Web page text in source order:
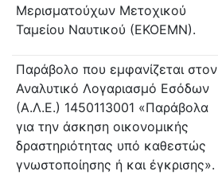
Μερισματούχων Μετοχικού
Ταμείου Ναυτικού (ΕΚΟΕΜΝ).
Παράβολο που εμφανίζεται στον
Αναλυτικό Λογαριασμό Εσόδων
(Α.Λ.Ε.) 1450113001 «Παράβολα
για την άσκηση οικονομικής
δραστηριότητας υπό καθεστώς
γνωστοποίησης ή και έγκρισης».